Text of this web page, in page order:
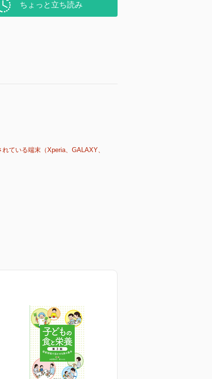
ちょっと立ち読み
ている端末（Xperia、GALAXY、